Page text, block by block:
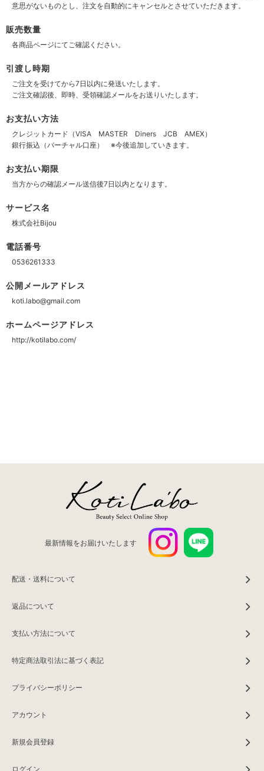
意思がないものとし、注文を自動的にキャンセルとさせていただきます。
販売数量
各商品ページにてご確認ください。
引渡し時期
ご注文を受けてから7日以内に発送いたします。
ご注文確認後、即時、受領確認メールをお送りいたします。
お支払い方法
クレジットカード（VISA MASTER Diners JCB AMEX）
銀行振込（バーチャル口座） ※今後追加していきます。
お支払い期限
当方からの確認メール送信後7日以内となります。
サービス名
株式会社Bijou
電話番号
0536261333
公開メールアドレス
koti.labo@gmail.com
ホームページアドレス
http://kotilabo.com/
最新情報をお届けいたします
配送・送料について
返品について
支払い方法について
特定商法取引法に基づく表記
プライバシーポリシー
アカウント
新規会員登録
ログイン